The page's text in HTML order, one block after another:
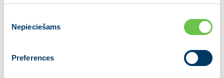
izvēle
Nepieciešams
Preferences
Dāvis Serdāns: “Austrumu maģistrāle ir viens no
infrastruktūras objektiem Rīgā un sniegs būtiskas
priekšrocības gan satiksmes intensitātes